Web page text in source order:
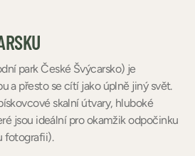
park České Švýcarsko) je
a přesto se cítí jako úplně jiný svět.
skalní útvary, hluboké
jsou ideální pro okamžik odpočinku
fotografii).